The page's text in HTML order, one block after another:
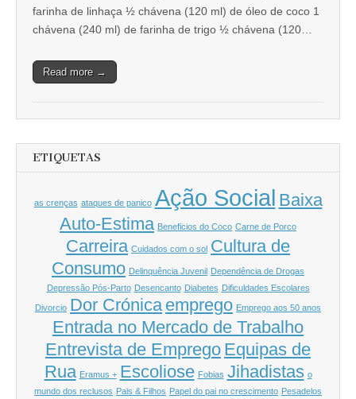
farinha de linhaça ½ chávena (120 ml) de óleo de coco 1
chávena (240 ml) de farinha de trigo ½ chávena (120…
Read more →
ETIQUETAS
as crenças ataques de panico Ação Social Baixa
Auto-Estima Beneficios do Coco Carne de Porco
Carreira Cuidados com o sol Cultura de
Consumo Delinquência Juvenil Dependência de Drogas
Depressão Pós-Parto Desencanto Diabetes Dificuldades Escolares
Divorcio Dor Crónica emprego Emprego aos 50 anos
Entrada no Mercado de Trabalho
Entrevista de Emprego Equipas de
Rua Eramus + Escoliose Fobias Jihadistas o
mundo dos reclusos Pais & Filhos Papel do pai no crescimento Pesadelos